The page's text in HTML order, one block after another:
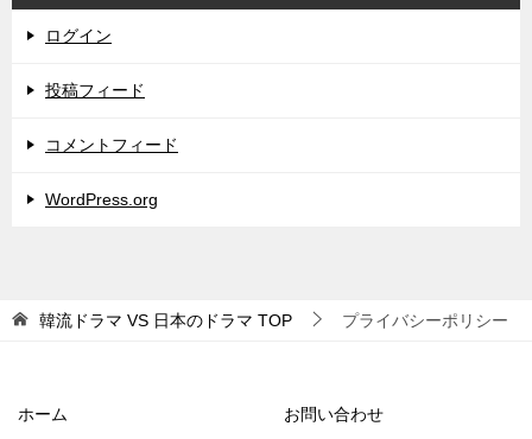
ログイン
投稿フィード
コメントフィード
WordPress.org
韓流ドラマ VS 日本のドラマ TOP プライバシーポリシー
ホーム お問い合わせ